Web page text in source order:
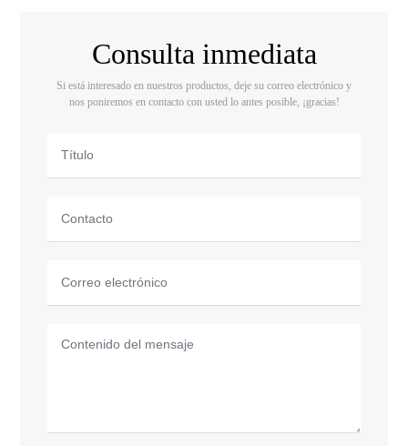
Consulta inmediata
Si está interesado en nuestros productos, deje su correo electrónico y
nos poniremos en contacto con usted lo antes posible, ¡gracias!